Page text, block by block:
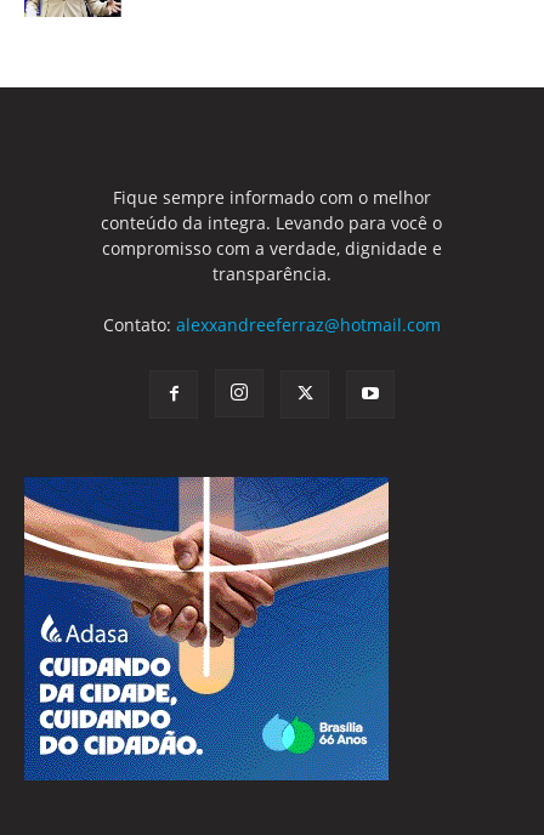
Fique sempre informado com o melhor
conteúdo da integra. Levando para você o
compromisso com a verdade, dignidade e
transparência.
Contato: alexxandreeferraz@hotmail.com